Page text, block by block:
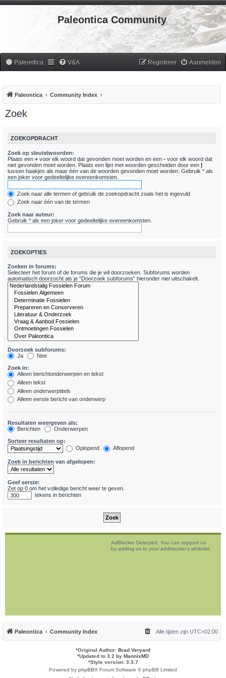
Paleontica Community
Paleontica V&A Aanmelden
Registreer
Paleontica Community Index
Zoek
ZOEKOPDRACHT
Zoek op sleutelwoorden:
Plaats een + voor elk woord dat gevonden moet worden en een - voor elk woord dat
niet gevonden moet worden. Plaats een lijst met woorden gescheiden door een |
tussen haakjes als maar één van de woorden gevonden moet worden. Gebruik * als
een joker voor gedeeltelijke overeenkomsten.
Zoek naar alle termen of gebruik de zoekopdracht zoals het is ingevuld
Zoek naar één van de termen
Zoek naar auteur:
Gebruik * als een joker voor gedeeltelijke overeenkomsten.
ZOEKOPTIES
Zoeken in forums:
Selecteer het forum of de forums die je wil doorzoeken. Subforums worden
automatisch doorzocht als je “Doorzoek subforums“ hieronder niet uitschakelt.
Doorzoek subforums:
Ja
Nee
Zoek in:
Alleen berichtonderwerpen en tekst
Alleen tekst
Alleen onderwerptitels
Alleen eerste bericht van onderwerp
Resultaten weergeven als:
Berichten
Onderwerpen
Sorteer resultaten op:
Oplopend
Aflopend
Zoek in berichten van afgelopen:
Geef eerste:
Zet op 0 om het volledige bericht weer te geven.
tekens in berichten
AdBlocker Detected. You can support us
by adding us to your addblocker's whitelist.
Paleontica Community Index Alle tijden zijn UTC+02:00
*Original Author: Brad Veryard
*Updated to 3.2 by MannixMD
*Style version: 3.3.7
Powered by phpBB® Forum Software © phpBB Limited